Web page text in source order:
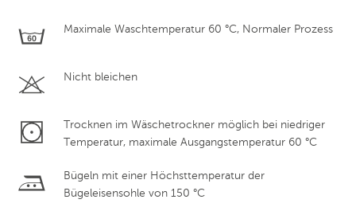
Maximale Waschtemperatur 60 °C, Normaler Prozess
Nicht bleichen
Trocknen im Wäschetrockner möglich bei niedriger
Temperatur, maximale Ausgangstemperatur 60 °C
Bügeln mit einer Höchsttemperatur der
Bügeleisensohle von 150 °C